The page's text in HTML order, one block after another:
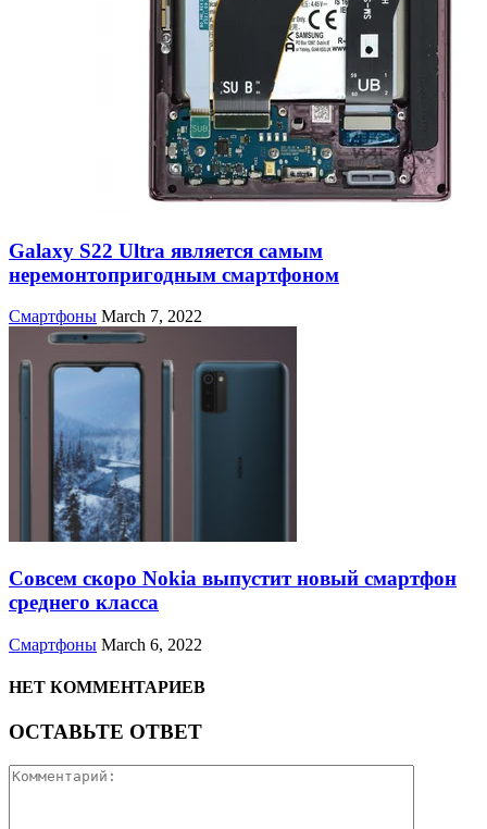
Galaxy S22 Ultra является самым
неремонтопригодным смартфоном
Смартфоны March 7, 2022
Совсем скоро Nokia выпустит новый смартфон
среднего класса
Смартфоны March 6, 2022
НЕТ КОММЕНТАРИЕВ
ОСТАВЬТЕ ОТВЕТ